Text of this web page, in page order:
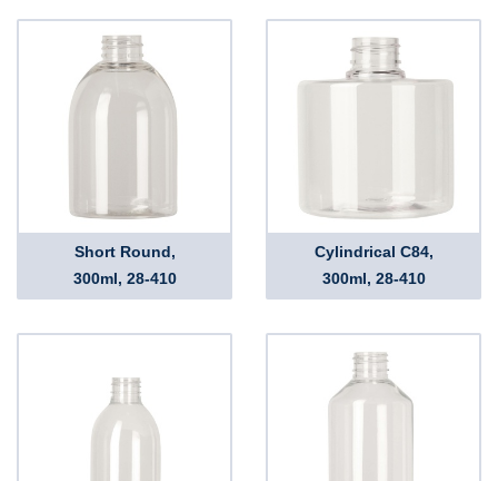
Short Round,
300ml, 28-410
Cylindrical C84,
300ml, 28-410